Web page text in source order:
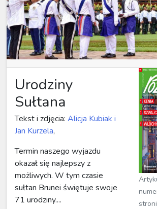
Urodziny
Sułtana
Tekst i zdjęcia: Alicja Kubiak i
Jan Kurzela,
Termin naszego wyjazdu
okazał się najlepszy z
możliwych. W tym czasie
sułtan Brunei świętuje swoje
71 urodziny....